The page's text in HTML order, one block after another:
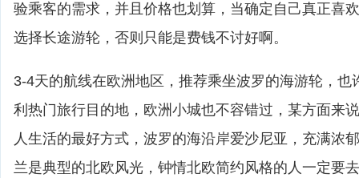
验乘客的需求，并且价格也划算，当确定自己真正喜
选择长途游轮，否则只能是费钱不讨好啊。
3-4天的航线在欧洲地区，推荐乘坐波罗的海游轮，也
利热门旅行目的地，欧洲小城也不容错过，某方面来
人生活的最好方式，波罗的海沿岸爱沙尼亚，充满浓
兰是典型的北欧风光，钟情北欧简约风格的人一定要